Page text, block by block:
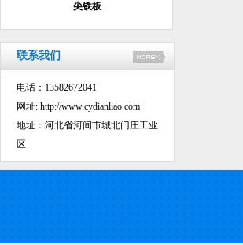
尖铁板
联系我们
电话：13582672041
网址: http://www.cydianliao.com
地址：河北省河间市城北门庄工业
区